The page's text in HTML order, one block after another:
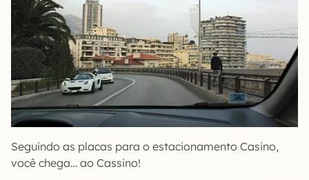
Seguindo as placas para o estacionamento Casino,
você chega… ao Cassino!